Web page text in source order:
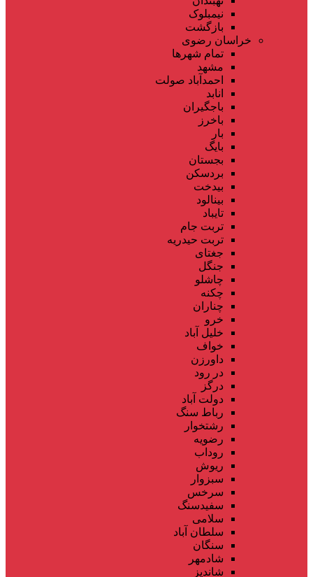
نیمبلوک
بازگشت
خراسان رضوی
تمام شهر‌ها
مشهد
احمدآباد صولت
انابد
باجگیران
باخرز
بار
بایگ
بجستان
بردسکن
بیدخت
بینالود
تایباد
تربت جام
تربت حیدریه
جغتای
جنگل
چاشلو
چکنه
چناران
خرو
خلیل آباد
خواف
داورزن
در رود
درگز
دولت آباد
رباط سنگ
رشتخوار
رضویه
روداب
ریوش
سبزوار
سرخس
سفیدسنگ
سلامی
سلطان آباد
سنگان
شادمهر
شاندیز